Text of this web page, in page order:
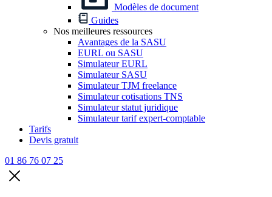
Modèles de document
Guides
Nos meilleures ressources
Avantages de la SASU
EURL ou SASU
Simulateur EURL
Simulateur SASU
Simulateur TJM freelance
Simulateur cotisations TNS
Simulateur statut juridique
Simulateur tarif expert-comptable
Tarifs
Devis gratuit
01 86 76 07 25